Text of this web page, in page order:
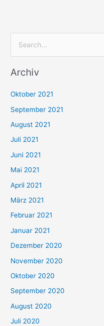
c
n
n
a
c
h
:
Archiv
Oktober 2021
September 2021
August 2021
Juli 2021
Juni 2021
Mai 2021
April 2021
März 2021
Februar 2021
Januar 2021
Dezember 2020
November 2020
Oktober 2020
September 2020
August 2020
Juli 2020